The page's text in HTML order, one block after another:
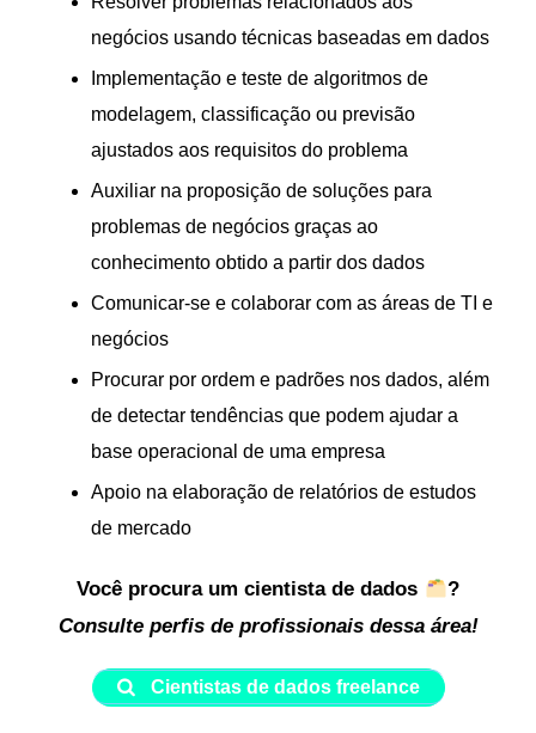
negócios usando técnicas baseadas em dados
Implementação e teste de algoritmos de
modelagem, classificação ou previsão
ajustados aos requisitos do problema
Auxiliar na proposição de soluções para
problemas de negócios graças ao
conhecimento obtido a partir dos dados
Comunicar-se e colaborar com as áreas de TI e
negócios
Procurar por ordem e padrões nos dados, além
de detectar tendências que podem ajudar a
base operacional de uma empresa
Apoio na elaboração de relatórios de estudos
de mercado
Você procura um cientista de dados
?
Consulte perfis de profissionais dessa área!
Cientistas de dados freelance